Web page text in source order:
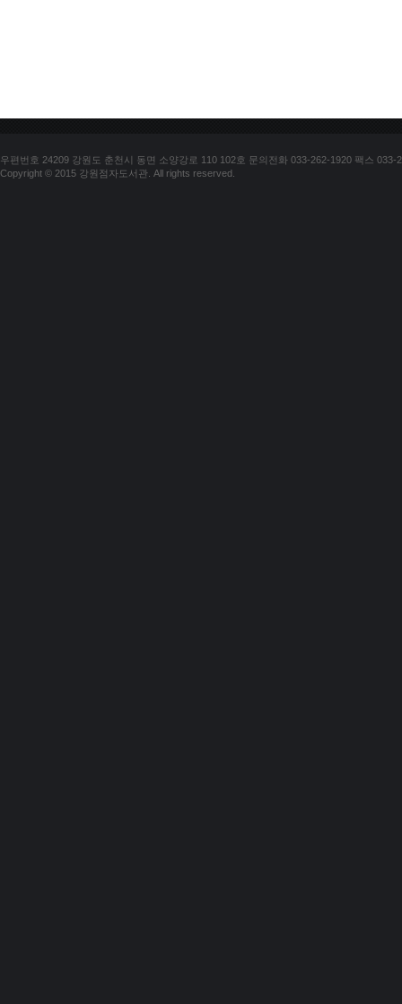
우편번호 24209 강원도 춘천시 동면 소양강로 110 102호 문의전화 033-262-1920 팩스 033-
Copyright © 2015 강원점자도서관. All rights reserved.